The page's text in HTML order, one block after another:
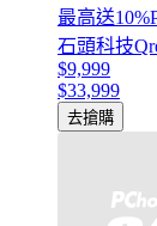
最高送
石頭科技
$9,999
$33,999
去搶購